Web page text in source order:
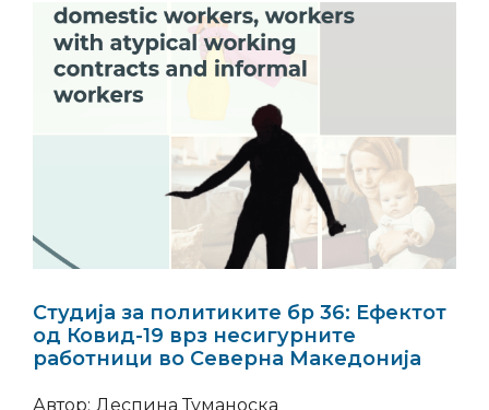
Студија за политиките бр 36: Ефектот
од Ковид-19 врз несигурните
работници во Северна Македонија
Автор: Деспина Туманоска